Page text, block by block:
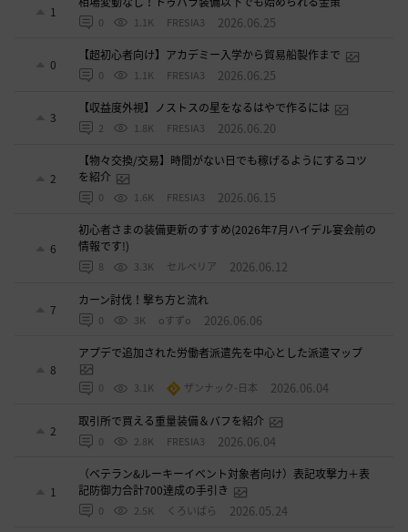
1
0 1.1K FRESIA3 2026.06.25
0
【超初心者向け】アカデミー入学から貿易船製作まで
0 1.1K FRESIA3 2026.06.25
3
【収益度外視】ノストスの星をなるはやで作るには
2 1.8K FRESIA3 2026.06.20
2
【物々交換/交易】時間がない日でも稼げるようにするコツ
を紹介
0 1.6K FRESIA3 2026.06.15
6
初心者さまの装備更新のすすめ(2026年7月ハイデル宴会前の
情報です!)
8 3.3K セルベリア 2026.06.12
7
カーン討伐！撃ち方と流れ
0 3K oすずo 2026.06.06
8
アプデで追加された労働者派遣先を中心とした派遣マップ
0 3.1K ザンナック-日本 2026.06.04
2
取引所で買える重量装備＆バフを紹介
0 2.8K FRESIA3 2026.06.04
1
（ベテラン&ルーキーイベント対象者向け）表記攻撃力＋表
記防御力合計700達成の手引き
0 2.5K くろいばら 2026.05.24